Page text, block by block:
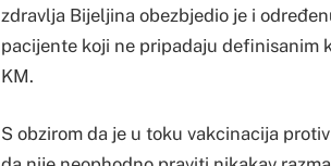
zdravlja Bijeljina obezbjedio je i
pacijente koji ne pripadaju definisanim
KM.
S obzirom da je u toku vakcinacija